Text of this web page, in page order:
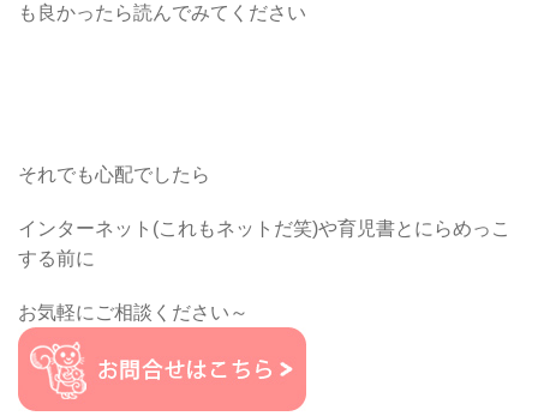
も良かったら読んでみてください
それでも心配でしたら
インターネット(これもネットだ笑)や育児書とにらめっこ
する前に
お気軽にご相談ください～